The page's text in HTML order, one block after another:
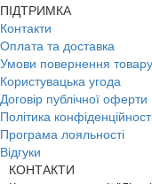
ПІДТРИМКА
Контакти
Оплата та доставка
Умови повернення товару
Користувацька угода
Договір публічної оферти
Політика
Програма лояльності
Відгуки
КОНТАКТИ